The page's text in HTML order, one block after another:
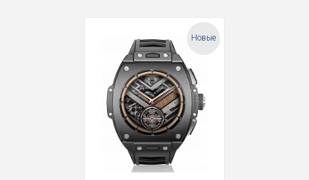
Новые
Получать на почту